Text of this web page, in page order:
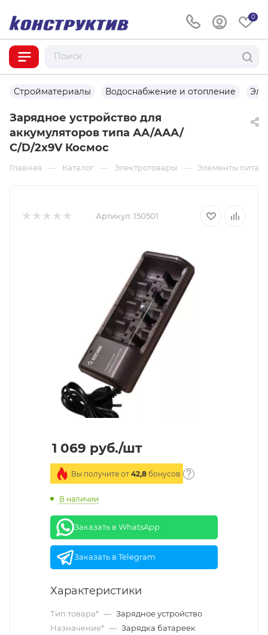
0
Стройматериалы Водоснабжение и отопление
Зарядное устройство для
аккумуляторов типа АА/ААА/
С/D/2x9V Космос
Главная — Каталог — Электротовары — Элементы
Артикул: 150501
1 069 руб./шт
Вы получите от 42,8 бонусов
В наличии
Заказать в WhatsApp
Заказать в Telegram
Характеристики
Тип товара* — Зарядное устройство
Назначение* — Зарядка батареек